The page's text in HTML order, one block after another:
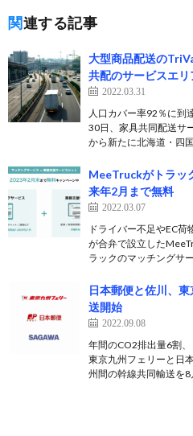
関連する記事
大型商品配送の
共配のサービスエリ
2022.03.31
人口カバー率92％に到
30日、家具共同配送サ
から新たに北海道・四
MeeTruckがトラッ
来年2月まで無料
2022.03.07
ドライバー不足やEC
が合弁で設立した
ラックのマッチングサ
日本郵便と佐川、
送開始
2022.09.08
年間のCO2排出量6割
東京九州フェリーと日
州間の幹線共同輸送を